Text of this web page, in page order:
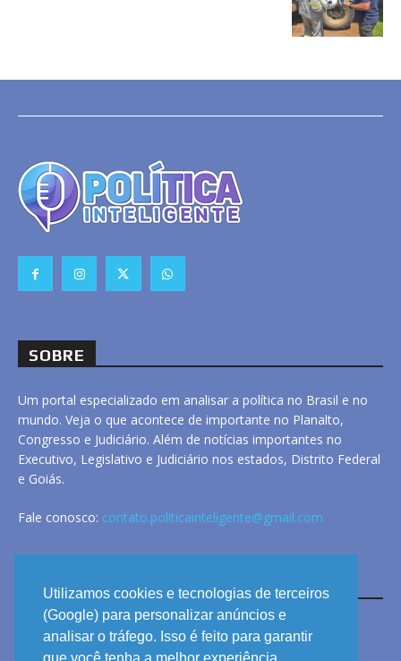
Utilizamos cookies e tecnologias de terceiros
(Google) para personalizar anúncios e
analisar o tráfego. Isso é feito para garantir
SOBRE
Um portal especializado em analisar a política no Brasil e no
mundo. Veja o que acontece de importante no Planalto,
Congresso e Judiciário. Além de notícias importantes no
Executivo, Legislativo e Judiciário nos estados, Distrito Federal
e Goiás.
Fale conosco: contato.politicainteligente@gmail.com
LINKS
ANUNCIE